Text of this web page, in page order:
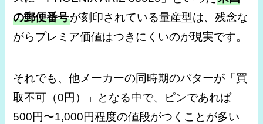
の郵便番号が刻印されている量産型は、残念な
がらプレミア価値はつきにくいのが現実です。
それでも、他メーカーの同時期のパターが「買
取不可（0円）」となる中で、ピンであれば
500円〜1,000円程度の値段がつくことが多い